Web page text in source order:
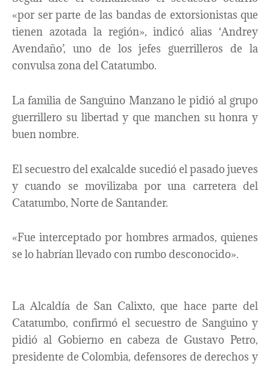
«por ser parte de las bandas de extorsionistas que
tienen azotada la región», indicó alias ‘Andrey
Avendaño’, uno de los jefes guerrilleros de la
convulsa zona del Catatumbo.
La familia de Sanguino Manzano le pidió al grupo
guerrillero su libertad y que manchen su honra y
buen nombre.
El secuestro del exalcalde sucedió el pasado jueves
y cuando se movilizaba por una carretera del
Catatumbo, Norte de Santander.
«Fue interceptado por hombres armados, quienes
se lo habrían llevado con rumbo desconocido».
La Alcaldía de San Calixto, que hace parte del
Catatumbo, confirmó el secuestro de Sanguino y
pidió al Gobierno en cabeza de Gustavo Petro,
presidente de Colombia, defensores de derechos y